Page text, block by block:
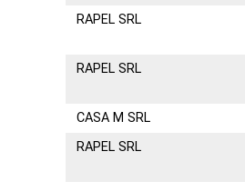
RAPEL SRL
RAPEL SRL
CASA M SRL
RAPEL SRL